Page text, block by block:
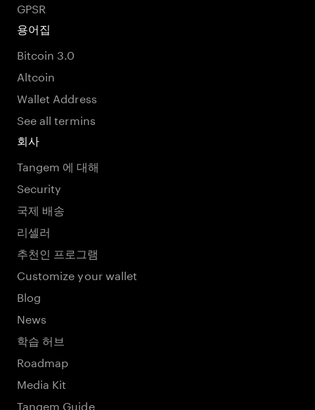
GPSR
용어집
Bitcoin 3.0
Altcoin
Wallet Address
See all termins
회사
Tangem 에 대해
Security
국제 배송
리셀러
추천인 프로그램
Customize your wallet
Blog
News
학습 허브
Roadmap
Media Kit
Tangem Guide